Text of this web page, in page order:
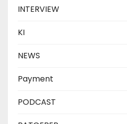
INTERVIEW
KI
NEWS
Payment
PODCAST